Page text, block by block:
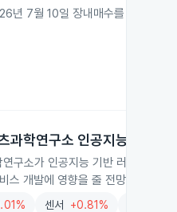
년 7월 10일 장내매수를 통해 보
과학연구소 인공지능 러닝워
연구소가 인공지능 기반 러닝워치
스 개발에 영향을 줄 전망입니다.
센서 +0.81%